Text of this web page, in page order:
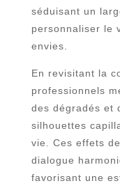
séduisant un
personnaliser le
envies.
En revisitant la
professionnels
des dégradés et
silhouettes
vie. Ces effets
dialogue
favorisant une